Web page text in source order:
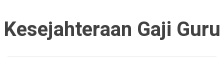
Kesejahteraan Gaji Guru